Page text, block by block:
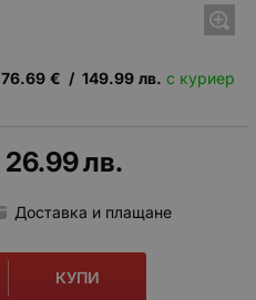
76.69 € / 149.99 лв. с куриер
26.99лв.
Доставка и плащане
КУПИ